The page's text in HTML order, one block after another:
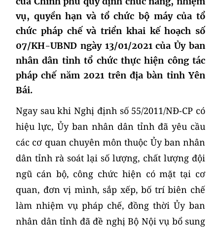
vụ, quyền hạn và tổ chức bộ máy của tổ
chức pháp chế và triển khai kế hoạch số
07/KH-UBND ngày 13/01/2021 của Ủy ban
nhân dân tỉnh tổ chức thực hiện công tác
pháp chế năm 2021 trên địa bàn tỉnh Yên
Bái.
Ngay sau khi Nghị định số 55/2011/NĐ-CP có
hiệu lực, Ủy ban nhân dân tỉnh đã yêu cầu
các cơ quan chuyên môn thuộc Ủy ban nhân
dân tỉnh rà soát lại số lượng, chất lượng đội
ngũ cán bộ, công chức hiện có mặt tại cơ
quan, đơn vị mình, sắp xếp, bố trí biên chế
làm nhiệm vụ pháp chế, đồng thời Ủy ban
nhân dân tỉnh đã đề nghị Bộ Nội vụ bổ sung